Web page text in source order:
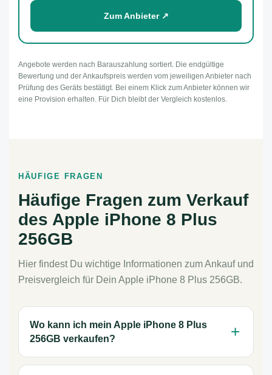
Zum Anbieter ↗
Angebote werden nach Barauszahlung sortiert. Die endgültige
Bewertung und der Ankaufspreis werden vom jeweiligen Anbieter nach
Prüfung des Geräts bestätigt. Bei einem Klick zum Anbieter können wir
eine Provision erhalten. Für Dich bleibt der Vergleich kostenlos.
HÄUFIGE FRAGEN
Häufige Fragen zum Verkauf
des Apple iPhone 8 Plus
256GB
Hier findest Du wichtige Informationen zum Ankauf und
Preisvergleich für Dein Apple iPhone 8 Plus 256GB.
Wo kann ich mein Apple iPhone 8 Plus
256GB verkaufen?